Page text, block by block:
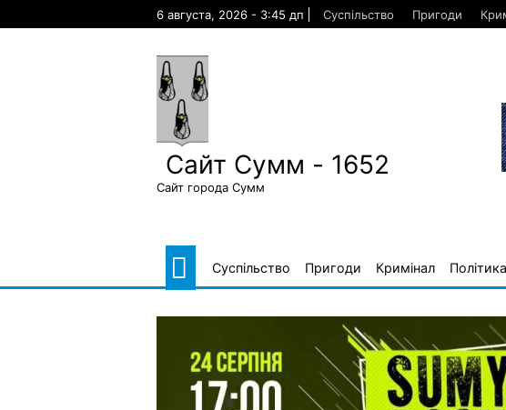
6 августа, 2026 - 3:45 дп Суспільство Пригоди
Сайт Сумм - 1652
Сайт города Сумм
Суспільство Пригоди Кримінал Політика